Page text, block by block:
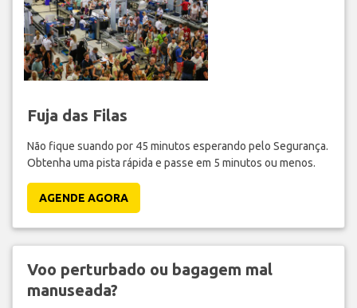
Fuja das Filas
Não fique suando por 45 minutos esperando pelo Segurança.
Obtenha uma pista rápida e passe em 5 minutos ou menos.
AGENDE AGORA
Voo perturbado ou bagagem mal
manuseada?